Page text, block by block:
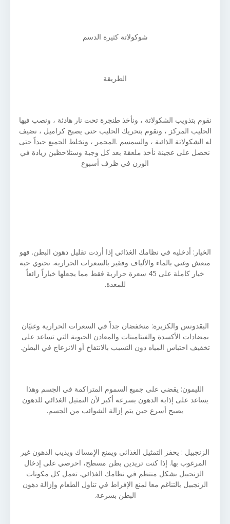
شوكولاتة كثيرة الدسم
الطريقة
نقوم بتذويب الشكولاتة ، ونأخذ طنجرة تحت نار هادئة ، ونصب فيها
الحليب المركز ، ونقوم بتحريك الحليب حتى يصبح كراميل ، نضيف
له الشكولاتة الذائبة ، والسمسم .المحمر ، ونخلط الجميع جيداً حتى
نحصل على عجينة نأخذ ملعقة بعد كل وجبة وستلاحظين زيادة في
الوزن في ظرف أسبوع
الخيار: أدخليه في نظامك الغذائي إذا أردت تقليل دهون البطن. فهو
منعش وغني بالماء والألياف وفقير بالسعرات الحرارية. تحتوي حبة
خيار كاملة على 45 سعرة حرارية فقط مما يجعلها خياراً رائعاً
للمعدة.
البقدونس والكزبرة: منخفضان جداً في السعرات الحرارية وغنيّان
بمضادات الأكسدة والفيتامينات والمعادن الحيوية التي تساعد على
تخفيف احتباس المياه دون التسبب بالانتفاخ أو الانزعاج في البطن.
الليمون: يقضي على جميع السموم المتراكمة في الجسم وهذا
يساعد على إذابة الدهون بسرعة أكبر لأن التمثيل الغذائي للدهون
يصبح أسرع حين يتم إزالة الشوائب من الجسم.
الزنجبيل : يحفز التمثيل الغذائي ويمنع الإمساك ويذيب الدهون غير
المرغوب بها. إذا كنت تريدين بطن مسطح، احرصي على إدخال
الزنجبيل بشكل منتظم في نظامك الغذائي. تعمل كل مكونات
الزنجبيل بالتناغم معا لمنع الإفراط في تناول الطعام وإزالة دهون
البطن بسرعة.